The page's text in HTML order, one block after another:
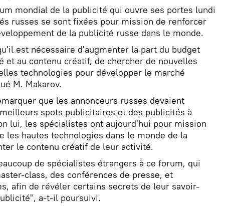
mondial de la publicité qui ouvre ses portes lundi
russes se sont fixées pour mission de renforcer
de la publicité russe dans le monde.
est nécessaire d'augmenter la part du budget
et au contenu créatif, de chercher de nouvelles
technologies pour développer le marché
M. Makarov.
que les annonceurs russes devaient
spots publicitaires et des publicités à
lui, les spécialistes ont aujourd'hui pour mission
les hautes technologies dans le monde de la
le contenu créatif de leur activité.
de spécialistes étrangers à ce forum, qui
class, des conférences de presse, et
afin de révéler certains secrets de leur savoir-
a-t-il poursuivi.